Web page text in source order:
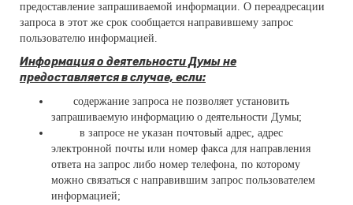
предоставление запрашиваемой информации. О переадресации
запроса в этот же срок сообщается направившему запрос
пользователю информацией.
Информация о деятельности Думы не
предоставляется в случае, если:
содержание запроса не позволяет установить
запрашиваемую информацию о деятельности Думы;
­ в запросе не указан почтовый адрес, адрес
электронной почты или номер факса для направления
ответа на запрос либо номер телефона, по которому
можно связаться с направившим запрос пользователем
информацией;